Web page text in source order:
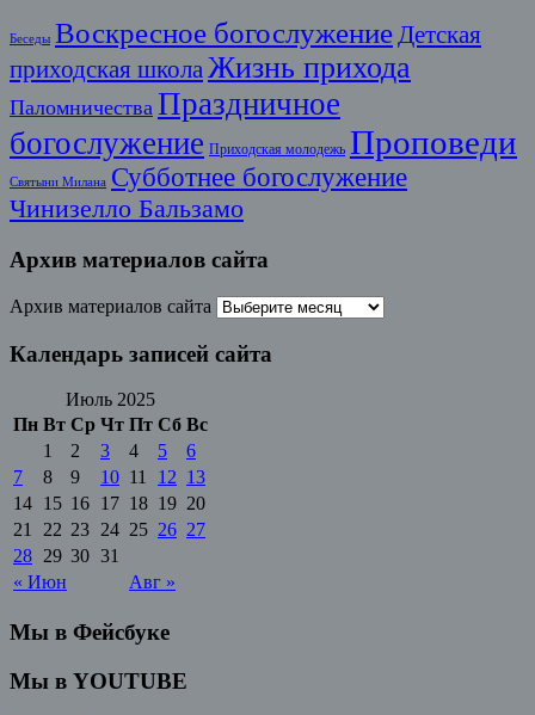
Беседы Воскресное богослужение Детская
приходская школа Жизнь прихода
Паломничества Праздничное
богослужение Приходская молодежь Проповеди
Святыни Милана Субботнее богослужение
Чинизелло Бальзамо
Архив материалов сайта
Архив материалов сайта
Календарь записей сайта
Июль 2025
Пн Вт Ср Чт Пт Сб Вс
« Июн Авг »
1 2 3 4 5
6
7
8 9 10 11 12 13
14 15 16 17 18 19 20
21
22 23 24 25 26 27
28 29 30 31
Мы в Фейсбуке
Мы в YOUTUBE